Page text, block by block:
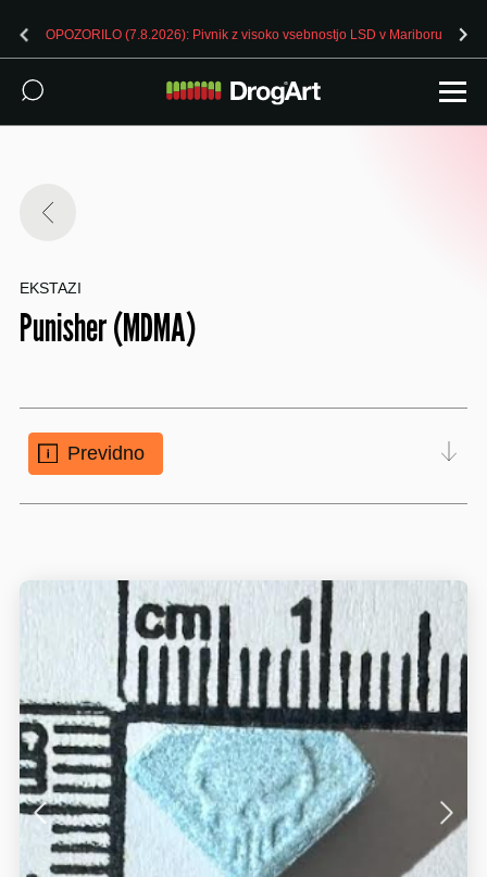
OPOZORILO (7.8.2026): Pivnik z visoko vsebnostjo LSD v Mariboru
EKSTAZI
Punisher (MDMA)
Previdno